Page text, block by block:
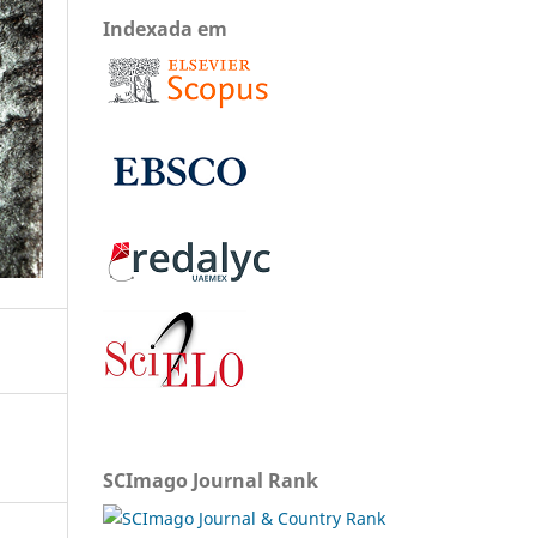
Indexada em
SCImago Journal Rank